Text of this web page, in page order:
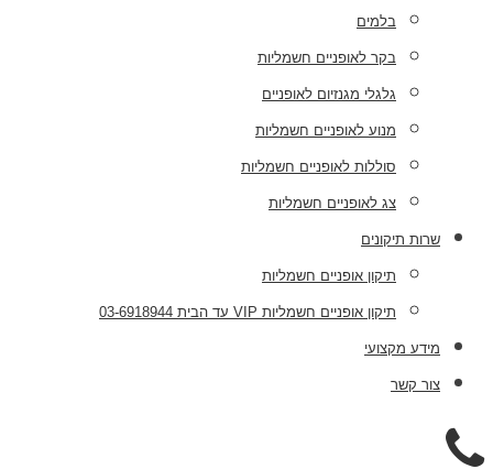
בלמים
בקר לאופניים חשמליות
גלגלי מגנזיום לאופניים
מנוע לאופניים חשמליות
סוללות לאופניים חשמליות
צג לאופניים חשמליות
שרות תיקונים
תיקון אופניים חשמליות
תיקון אופניים חשמליות VIP עד הבית 03-6918944
מידע מקצועי
צור קשר